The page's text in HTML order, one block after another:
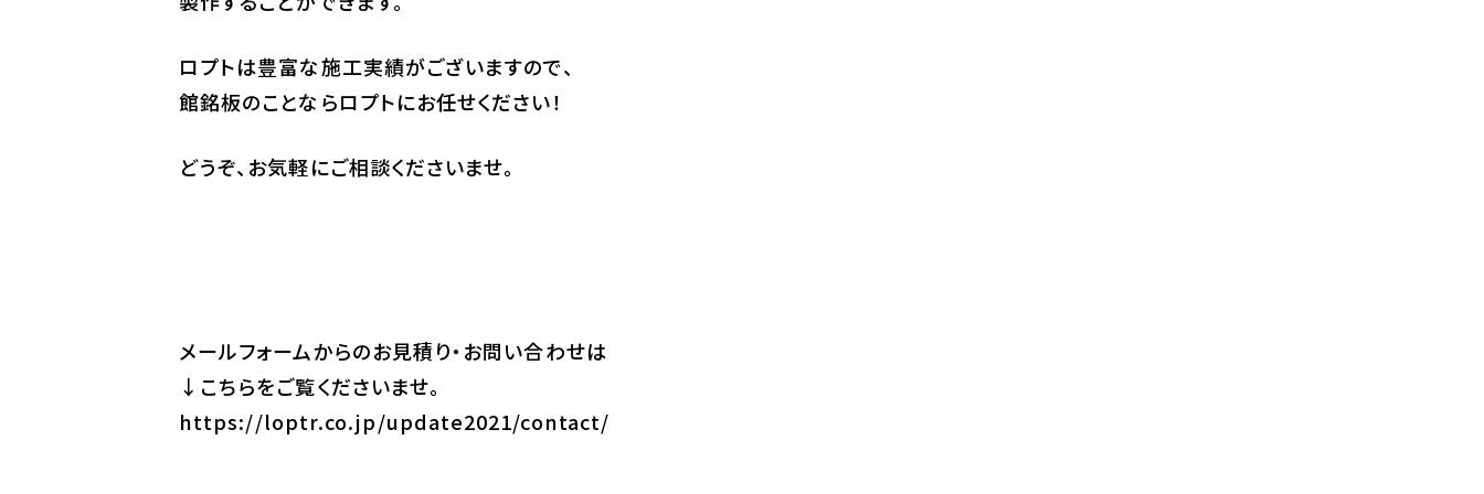
ロプトは豊富な施工実績がございますので、
館銘板のことならロプトにお任せください！
どうぞ、お気軽にご相談くださいませ。
メールフォームからのお見積り・お問い合わせは
↓こちらをご覧くださいませ。
https://loptr.co.jp/update2021/contact/